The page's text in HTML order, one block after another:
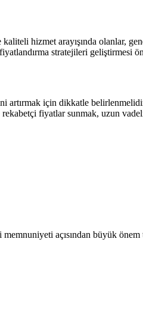
hizmet arayışında olanlar,
stratejileri geliştirmesi
için dikkatle
fiyatlar sunmak, uzun
açısından büyük